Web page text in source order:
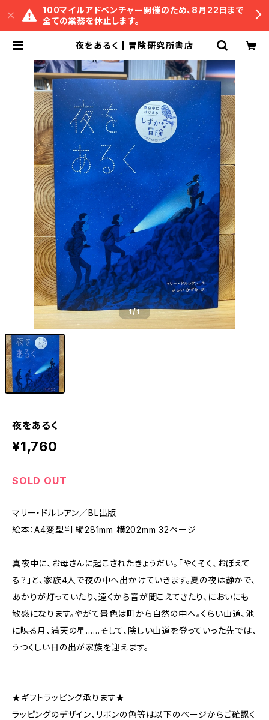
100マイルアドベンチャー開催のため、8月22日まで
全ての業務を休止します。
夜をあるく | 冒険研究所書店
1/1
夜をあるく
¥1,760
SOLD OUT
マリー・ドルレアン／BL出版
絵本：A4変型判 縦281mm 横202mm 32ページ
真夜中に、お母さんに起こされたきょうだい。「やくそく、おぼえて
る？」と、家族4人で夜の中へ出かけていきます。夏の夜は静かで、
あかりが灯っていたり、遠くから音が聞こえてきたり、においにも
敏感になります。やがて景色は町から自然の中へ。くらい山道、池
に映る月、満天の星……そして、険しい山道を登っていった先では、
うつくしい日の出が家族を迎えます。
＝＝＝＝＝＝＝＝＝＝＝＝＝＝＝＝＝＝＝＝
★ギフトラッピング承ります★
ラッピングのデザイン、リボンの色等は以下のページからご確認く